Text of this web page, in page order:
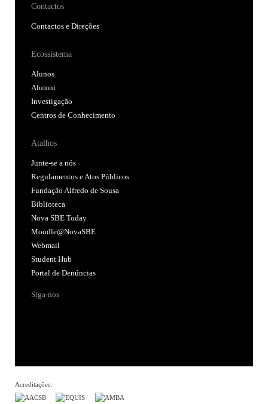
Contactos
Contactos e Direções
Ecossistema
Alunos
Alumni
Investigação
Centros de Conhecimento
Atalhos
Junte-se a nós
Regulamentos e Atos Públicos
Fundação Alfredo de Sousa
Biblioteca
Nova SBE Today
Moodle@NovaSBE
Webmail
Student Hub
Portal de Denúncias
Siga-nos
Acreditações: